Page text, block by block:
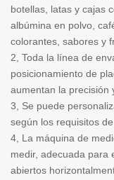
botellas, latas y cajas
albúmina en polvo,
colorantes, sabores y
2 , Toda la línea de
posicionamiento de
aumentan la precisión
3, Se puede
según los requisitos
4 , La máquina de
medir, adecuada para
abiertos